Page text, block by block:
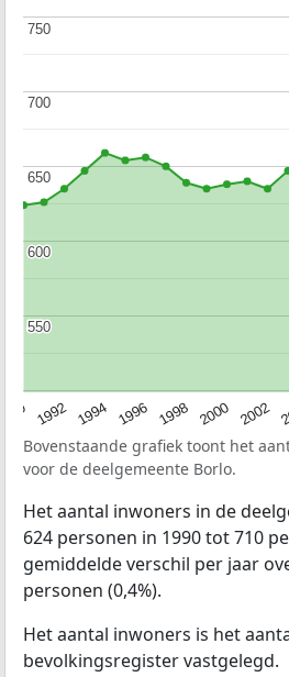
1992 1994 1996 1998 2000 2002
550
550
600
600
650
650
700
700
750
750
Bovenstaande grafiek toont het
voor de deelgemeente Borlo.
Het aantal inwoners in de
624 personen in 1990 tot 710
gemiddelde verschil per jaar
personen (0,4%).
Het aantal inwoners is het
bevolkingsregister vastgelegd.